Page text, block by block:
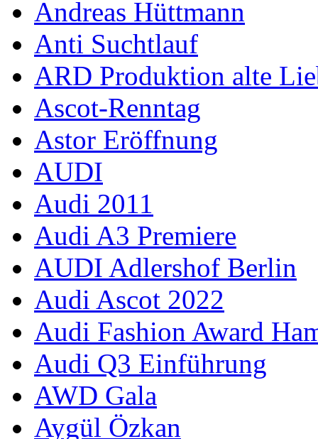
Andreas Hüttmann
Anti Suchtlauf
ARD Produktion alte
Ascot-Renntag
Astor Eröffnung
AUDI
Audi 2011
Audi A3 Premiere
AUDI Adlershof Berlin
Audi Ascot 2022
Audi Fashion Award
Audi Q3 Einführung
AWD Gala
Aygül Özkan